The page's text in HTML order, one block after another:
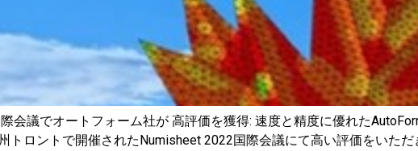
会議でオートフォーム社が 高評価を獲得: 速度と精度に優れた
トロントで開催されたNumisheet 2022国際会議にて高い評価をいた